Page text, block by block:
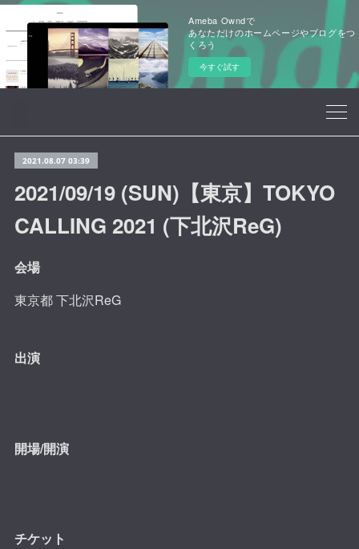
Ameba Owndで
あなただけのホームページやブログをつ
くろう
今すぐ試す
2021.08.07 03:39
2021/09/19 (SUN)【東京】TOKYO
CALLING 2021 (下北沢ReG)
会場
東京都 下北沢ReG
出演
開場/開演
チケット